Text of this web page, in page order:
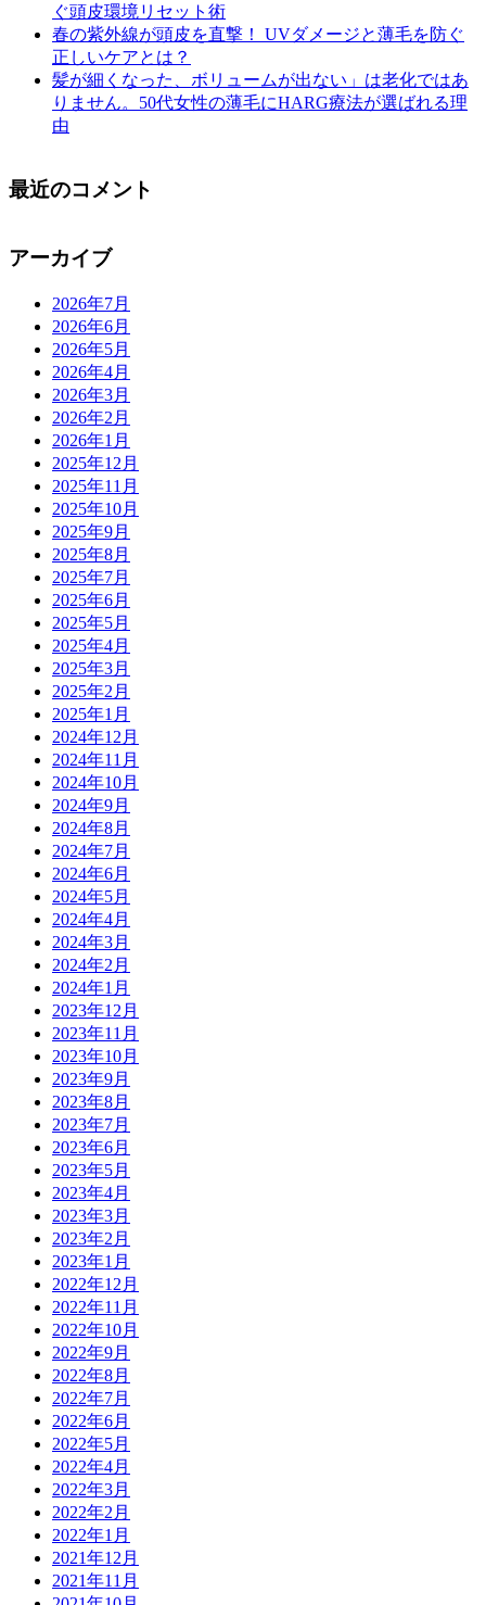
ぐ頭皮環境リセット術
春の紫外線が頭皮を直撃！ UVダメージと薄毛を防ぐ
正しいケアとは？
髪が細くなった、ボリュームが出ない」は老化ではあ
りません。50代女性の薄毛にHARG療法が選ばれる理
由
最近のコメント
アーカイブ
2026年7月
2026年6月
2026年5月
2026年4月
2026年3月
2026年2月
2026年1月
2025年12月
2025年11月
2025年10月
2025年9月
2025年8月
2025年7月
2025年6月
2025年5月
2025年4月
2025年3月
2025年2月
2025年1月
2024年12月
2024年11月
2024年10月
2024年9月
2024年8月
2024年7月
2024年6月
2024年5月
2024年4月
2024年3月
2024年2月
2024年1月
2023年12月
2023年11月
2023年10月
2023年9月
2023年8月
2023年7月
2023年6月
2023年5月
2023年4月
2023年3月
2023年2月
2023年1月
2022年12月
2022年11月
2022年10月
2022年9月
2022年8月
2022年7月
2022年6月
2022年5月
2022年4月
2022年3月
2022年2月
2022年1月
2021年12月
2021年11月